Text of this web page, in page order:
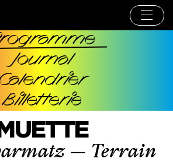
Journal
Billetterie
MUETTE
— Terrain